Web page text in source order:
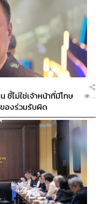
Waipu Park Area
เฮกตาร์ หรือประมาณ
การนี้จะประกอบไปด้วย
ไปประยุกต์ใช้กับการ
นองเป้าหมายของงาน
การเกษตรที่มีคุณภาพ โดย
ปลอดสารพิษภายใต้คอน
ต้นแล้ว ไต้หวันก็มี
ทุกปีอีกหลายเทศกาล เช่น
Calla Lily Festival, Ta
World Flora
ไม่ใช่เจ้าหน้าที่มีโทษ
องร่วมรับผิด
...